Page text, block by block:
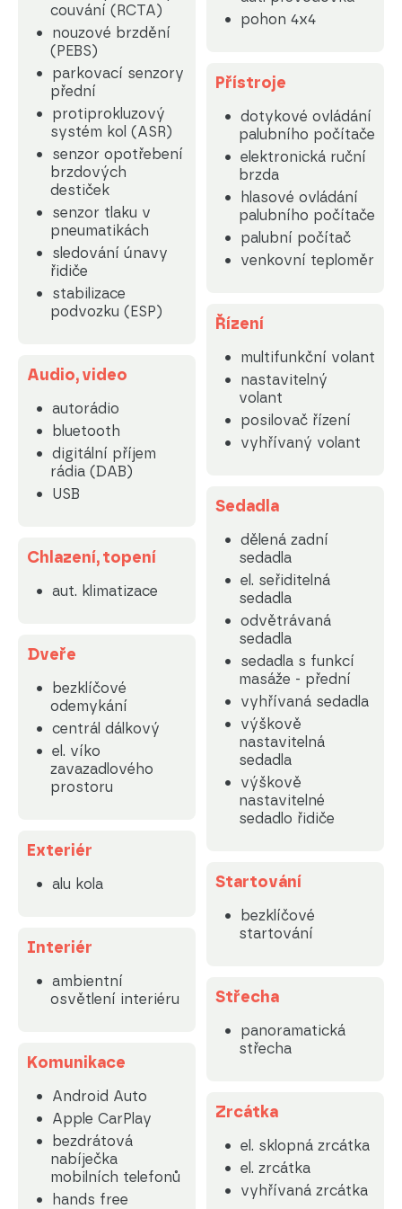
couvání (RCTA)
nouzové brzdění
(PEBS)
parkovací senzory
přední
protiprokluzový
systém kol (ASR)
senzor opotřebení
brzdových
destiček
senzor tlaku v
pneumatikách
sledování únavy
řidiče
stabilizace
podvozku (ESP)
Audio, video
autorádio
bluetooth
digitální příjem
rádia (DAB)
USB
Chlazení, topení
aut. klimatizace
Dveře
bezklíčové
odemykání
centrál dálkový
el. víko
zavazadlového
prostoru
Exteriér
alu kola
Interiér
ambientní
osvětlení interiéru
Komunikace
Android Auto
Apple CarPlay
bezdrátová
nabíječka
mobilních telefonů
hands free
pohon 4x4
Přístroje
dotykové ovládání
palubního počítače
elektronická ruční
brzda
hlasové ovládání
palubního počítače
palubní počítač
venkovní teploměr
Řízení
multifunkční volant
nastavitelný
volant
posilovač řízení
vyhřívaný volant
Sedadla
dělená zadní
sedadla
el. seřiditelná
sedadla
odvětrávaná
sedadla
sedadla s funkcí
masáže - přední
vyhřívaná sedadla
výškově
nastavitelná
sedadla
výškově
nastavitelné
sedadlo řidiče
Startování
bezklíčové
startování
Střecha
panoramatická
střecha
Zrcátka
el. sklopná zrcátka
el. zrcátka
vyhřívaná zrcátka